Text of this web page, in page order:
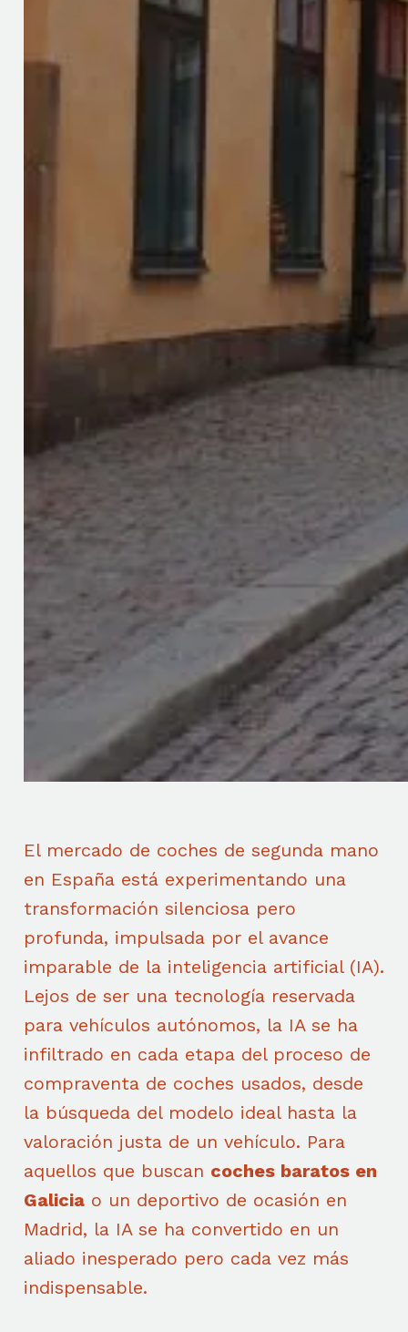
El mercado de coches de segunda mano
en España está experimentando una
transformación silenciosa pero
profunda, impulsada por el avance
imparable de la inteligencia artificial (IA).
Lejos de ser una tecnología reservada
para vehículos autónomos, la IA se ha
infiltrado en cada etapa del proceso de
compraventa de coches usados, desde
la búsqueda del modelo ideal hasta la
valoración justa de un vehículo. Para
aquellos que buscan coches baratos en
Galiciao un deportivo de ocasión en
Madrid, la IA se ha convertido en un
aliado inesperado pero cada vez más
indispensable.